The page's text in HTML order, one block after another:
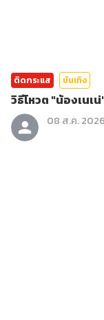
ติดกระแส บันเทิง
วิธีโหวต "น้องเนเ
08 ส.ค. 2026